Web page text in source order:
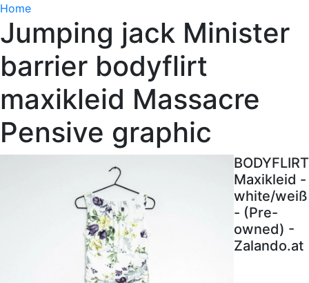
Home
Jumping jack Minister
barrier bodyflirt
maxikleid Massacre
Pensive graphic
BODYFLIRT
Maxikleid -
white/weiß
- (Pre-
owned) -
Zalando.at